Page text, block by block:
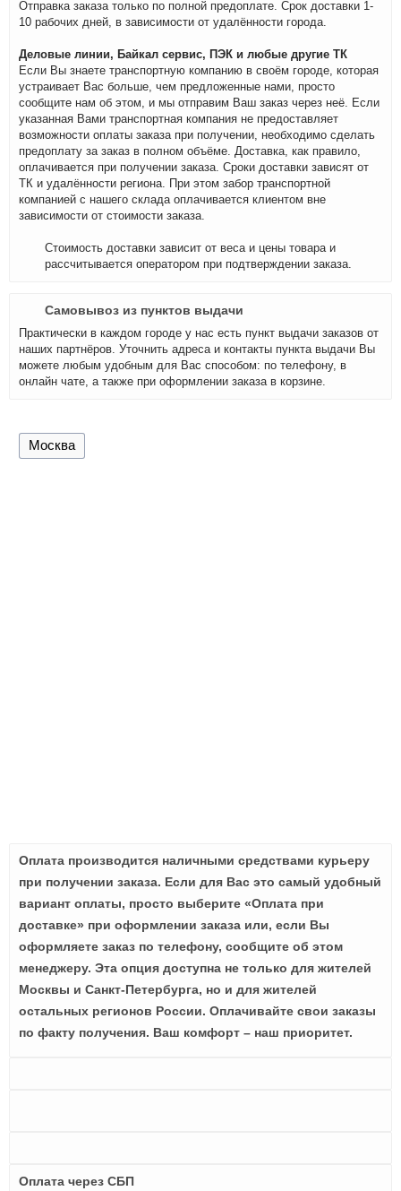
Отправка заказа только по полной предоплате. Срок доставки 1-
10 рабочих дней, в зависимости от удалённости города.
Деловые линии, Байкал сервис, ПЭК и любые другие ТК
Если Вы знаете транспортную компанию в своём городе, которая
устраивает Вас больше, чем предложенные нами, просто
сообщите нам об этом, и мы отправим Ваш заказ через неё. Если
указанная Вами транспортная компания не предоставляет
возможности оплаты заказа при получении, необходимо сделать
предоплату за заказ в полном объёме. Доставка, как правило,
оплачивается при получении заказа. Сроки доставки зависят от
ТК и удалённости региона. При этом забор транспортной
компанией с нашего склада оплачивается клиентом вне
зависимости от стоимости заказа.
Стоимость доставки зависит от веса и цены товара и
рассчитывается оператором при подтверждении заказа.
Самовывоз из пунктов выдачи
Практически в каждом городе у нас есть пункт выдачи заказов от
наших партнёров. Уточнить адреса и контакты пункта выдачи Вы
можете любым удобным для Вас способом: по телефону, в
онлайн чате, а также при оформлении заказа в корзине.
Москва
Оплата производится наличными средствами курьеру
при получении заказа. Если для Вас это самый удобный
вариант оплаты, просто выберите «Оплата при
доставке» при оформлении заказа или, если Вы
оформляете заказ по телефону, сообщите об этом
менеджеру. Эта опция доступна не только для жителей
Москвы и Санкт-Петербурга, но и для жителей
остальных регионов России. Оплачивайте свои заказы
по факту получения. Ваш комфорт – наш приоритет.
Оплата через СБП